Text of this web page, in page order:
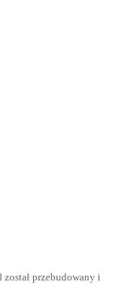
przebudowany i